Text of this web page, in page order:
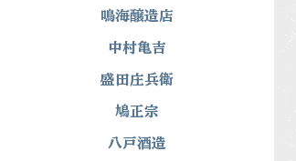
鳴海醸造店
中村亀吉
盛田庄兵衛
鳩正宗
八戸酒造